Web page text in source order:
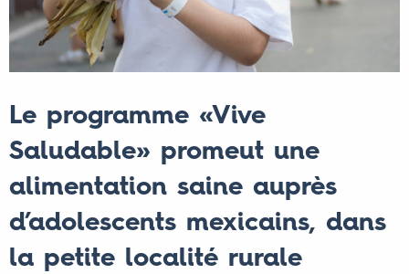
Le programme «Vive
Saludable» promeut une
alimentation saine auprès
d’adolescents mexicains, dans
la petite localité rurale